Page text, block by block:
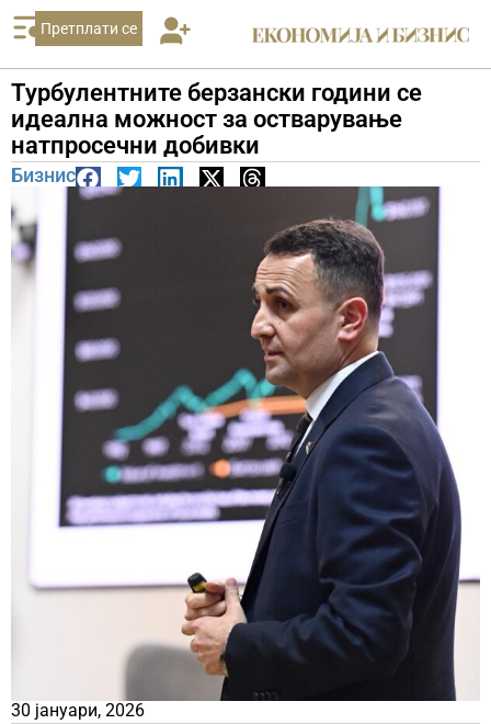
Претплати се
Турбулентните берзански години се
идеална можност за остварување
натпросечни добивки
Бизнис
30 јануари, 2026